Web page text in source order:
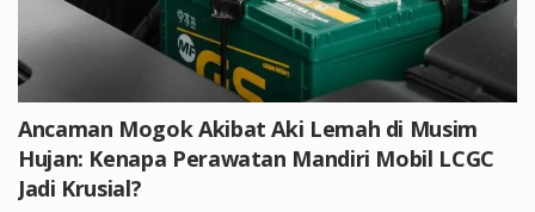
Ancaman Mogok Akibat Aki Lemah di Musim
Hujan: Kenapa Perawatan Mandiri Mobil LCGC
Jadi Krusial?